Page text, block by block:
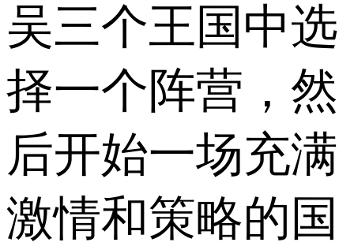
吴三个王国中选
择一个阵营，然
后开始一场充满
激情和策略的国